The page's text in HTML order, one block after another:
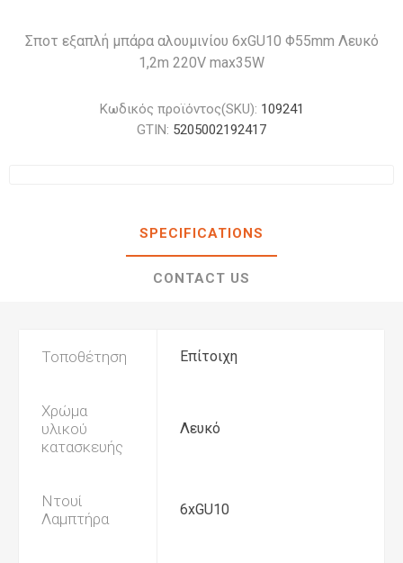
Σποτ εξαπλή μπάρα αλουμινίου 6xGU10 Φ55mm Λευκό
1,2m 220V max35W
Κωδικός προϊόντος(SKU): 109241
GTIN: 5205002192417
SPECIFICATIONS
CONTACT US
Τοποθέτηση Επίτοιχη
Χρώμα
υλικού
κατασκευής
Λευκό
Ντουί
Λαμπτήρα
6xGU10